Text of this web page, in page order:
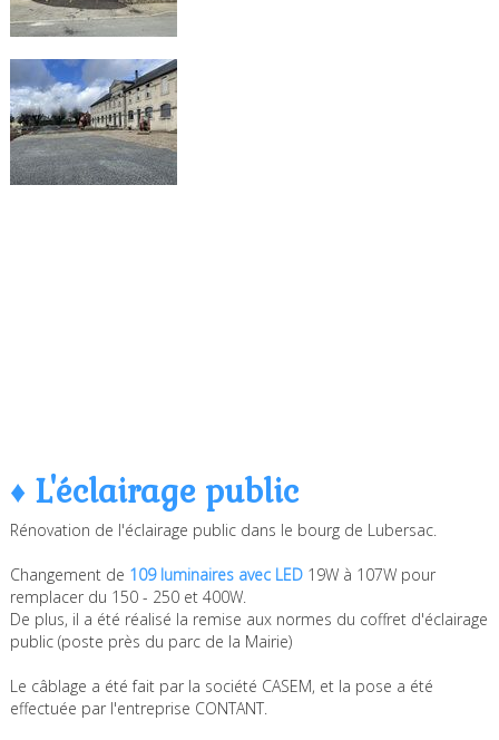
♦ L'éclairage public
Rénovation de l'éclairage public dans le bourg de Lubersac.
Changement de 109 luminaires avec LED 19W à 107W pour
remplacer du 150 - 250 et 400W.
De plus, il a été réalisé la remise aux normes du coffret d'éclairage
public (poste près du parc de la Mairie)
Le câblage a été fait par la société CASEM, et la pose a été
effectuée par l'entreprise CONTANT.